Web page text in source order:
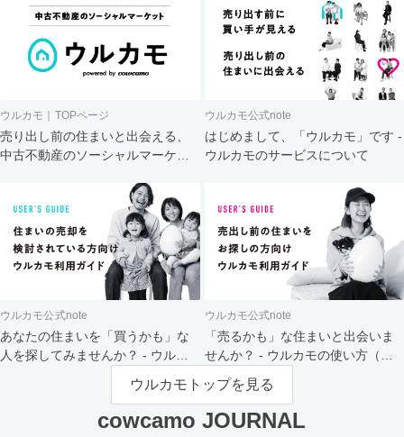
ウルカモ｜TOPページ
売り出し前の住まいと出会える、
中古不動産のソーシャルマーケッ
ウルカモ公式note
はじめまして、「ウルカモ」です -
ウルカモのサービスについて
ウルカモ公式note
あなたの住まいを「買うかも」な
人を探してみませんか？ - ウルカ
ウルカモ公式note
「売るかも」な住まいと出会いま
せんか？ - ウルカモの使い方（買
主さま向け）
ウルカモトップを見る
cowcamo JOURNAL